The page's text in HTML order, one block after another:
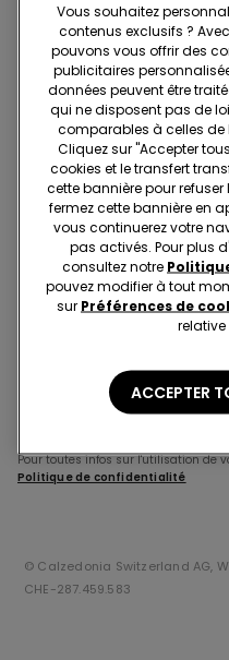
Mot de passe oublié?
Rester connecté
Ou bien inscris-toi avec un
Pour toutes infos sur l'utilisation de
Politique de confidentialité
© Calzedonia Switzerland AG,
CHE-287.459.583
Vous souhaitez
contenus exclusifs ?
pouvons vous offrir des
publicitaires
données peuvent être
qui ne disposent pas de
comparables à celles de
Cliquez sur "Accepter
cookies et le transfert
cette bannière pour
fermez cette bannière en
vous continuerez votre
pas activés. Pour plus
consultez notre
pouvez modifier à tout
sur Préférences de
relative
ACCEPTER